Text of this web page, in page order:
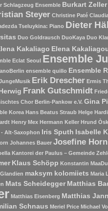
Schlagzeug Ensemble Burkart Zeller
Steyer Christine Paté
Tseluykina: Piano Dieter
Duo Goldrausch DuoKaya Duo
Kakaliago Elena
Eclat Seoul Ensemble
ensemble quillo Ensemble
Erik Drescher Ermis
Frank Gutschmidt
Chor Berlin-Pankow e.V. Gina
Korea Hans Beatus Straub Helge
Henry Mex Hermann Keller Hrund
- Alt-Saxophon Iris Sputh Isabelle
Johannes Bauer Josefine Horn
Kantorei der Paulus – Gemeinde
Klaus Schöpp Konstantin
maksym kolomiiets Maria
Mats Scheidegger Matthias
Matthias Eisenberg Matthias Jann
Schnaus Meriel Price Michael